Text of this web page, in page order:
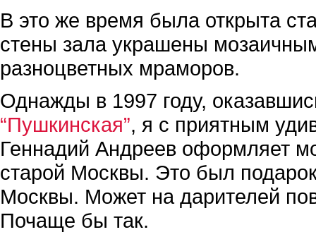
В это же время была открыта
стены зала украшены
разноцветных мраморов.
Однажды в 1997 году,
“Пушкинская”, я с приятным
Геннадий Андреев оформляет
старой Москвы. Это был
Москвы. Может на дарителей
Почаще бы так.